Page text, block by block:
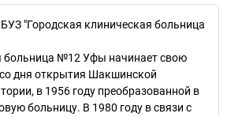
"Городская клиническая больница
больница №12 Уфы начинает свою
дня открытия Шакшинской
в 1956 году преобразованной в
больницу. В 1980 году в связи с